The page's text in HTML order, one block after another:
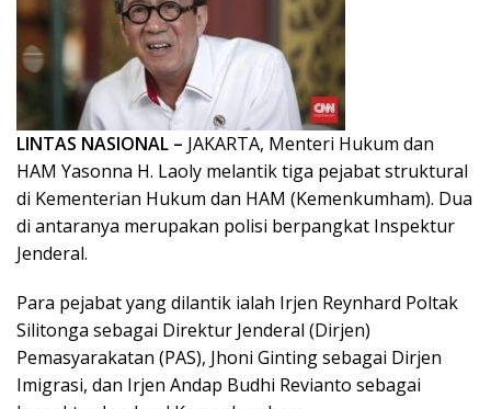
LINTAS NASIONAL – JAKARTA, Menteri Hukum dan
HAM Yasonna H. Laoly melantik tiga pejabat struktural
di Kementerian Hukum dan HAM (Kemenkumham). Dua
di antaranya merupakan polisi berpangkat Inspektur
Jenderal.
Para pejabat yang dilantik ialah Irjen Reynhard Poltak
Silitonga sebagai Direktur Jenderal (Dirjen)
Pemasyarakatan (PAS), Jhoni Ginting sebagai Dirjen
Imigrasi, dan Irjen Andap Budhi Revianto sebagai